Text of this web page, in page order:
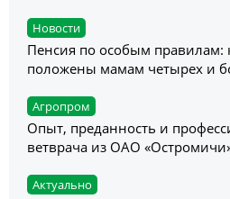
Новости
Пенсия по особым правилам:
положены мамам четырех и
Агропром
Опыт, преданность и
ветврача из ОАО
Актуально